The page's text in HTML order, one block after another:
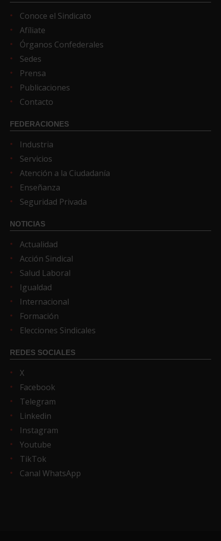
Conoce el Sindicato
Afíliate
Órganos Confederales
Sedes
Prensa
Publicaciones
Contacto
FEDERACIONES
Industria
Servicios
Atención a la Ciudadanía
Enseñanza
Seguridad Privada
NOTICIAS
Actualidad
Acción Sindical
Salud Laboral
Igualdad
Internacional
Formación
Elecciones Sindicales
REDES SOCIALES
X
Facebook
Telegram
Linkedin
Instagram
Youtube
TikTok
Canal WhatsApp